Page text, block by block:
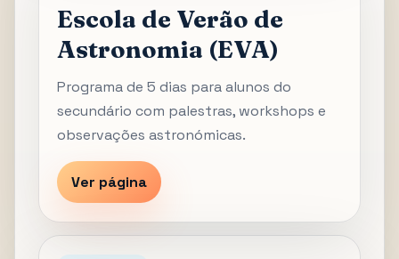
Escola de Verão de
Astronomia (EVA)
Programa de 5 dias para alunos do
secundário com palestras, workshops e
observações astronómicas.
Ver página